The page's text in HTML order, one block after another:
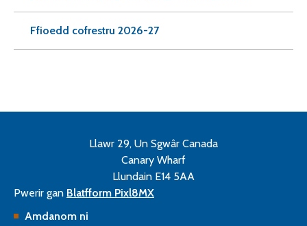
Ffioedd cofrestru 2026-27
Llawr 29, Un Sgwâr Canada
Canary Wharf
Llundain E14 5AA
Pwerir gan Blatfform Pixl8MX
Amdanom ni